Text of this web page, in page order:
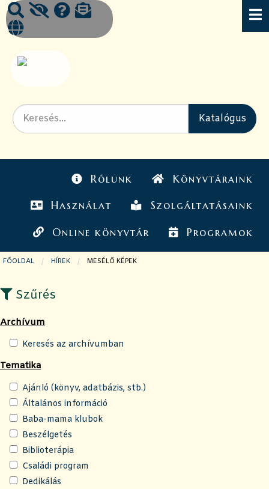
Rólunk Könyvtáraink
Használat Szolgáltatásaink
Online könyvtár Programok
FŐOLDAL HÍREK JELENLEGI OLDAL:
MESÉLŐ KÉPEK
Szűrés
Archívum
Keresés az archívumban
Tematika
Ajánló (könyv, adatbázis, stb.)
Általános információ
Baba-mama klubok
Beszélgetés
Biblioterápia
Családi program
Dedikálás